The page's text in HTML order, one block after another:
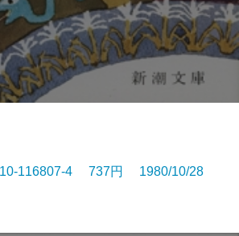
116807-4 737円 1980/10/28